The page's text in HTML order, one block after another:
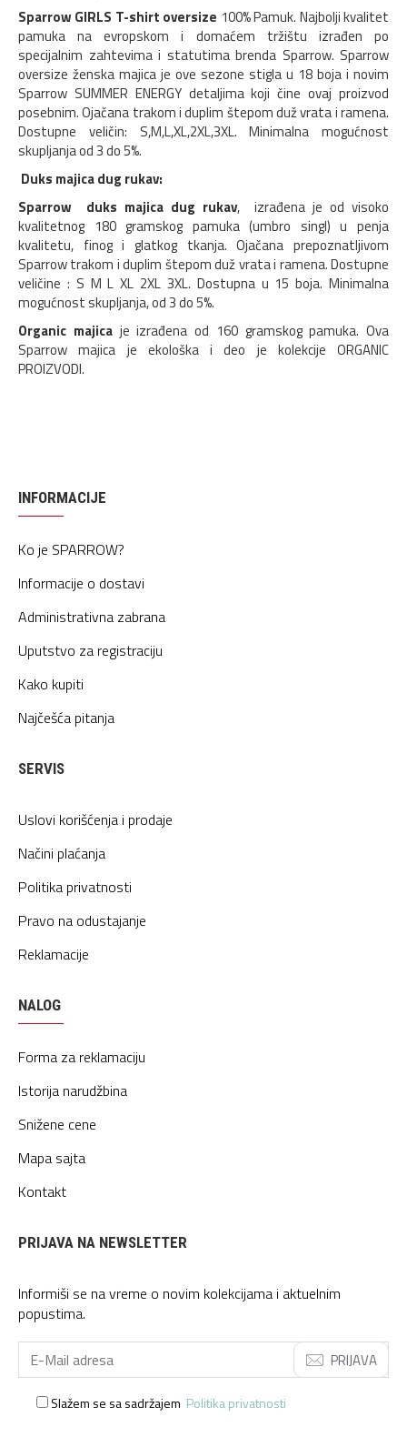
Sparrow GIRLS T-shirt oversize 100% Pamuk. Najbolji kvalitet
pamuka na evropskom i domaćem tržištu izrađen po
specijalnim zahtevima i statutima brenda Sparrow. Sparrow
oversize ženska majica je ove sezone stigla u 18 boja i novim
Sparrow SUMMER ENERGY detaljima koji čine ovaj proizvod
posebnim. Ojačana trakom i duplim štepom duž vrata i ramena.
Dostupne veličin: S,M,L,XL,2XL,3XL. Minimalna mogućnost
skupljanja od 3 do 5%.
Duks majica dug rukav:
Sparrow duks majica dug rukav, izrađena je od visoko
kvalitetnog 180 gramskog pamuka (umbro singl) u penja
kvalitetu, finog i glatkog tkanja. Ojačana prepoznatljivom
Sparrow trakom i duplim štepom duž vrata i ramena. Dostupne
veličine : S M L XL 2XL 3XL. Dostupna u 15 boja. Minimalna
mogućnost skupljanja, od 3 do 5%.
Organic majicaje izrađena od 160 gramskog pamuka. Ova
Sparrow majica je ekološka i deo je kolekcije ORGANIC
PROIZVODI.
INFORMACIJE
Ko je SPARROW?
Informacije o dostavi
Administrativna zabrana
Uputstvo za registraciju
Kako kupiti
Najčešća pitanja
SERVIS
Uslovi korišćenja i prodaje
Načini plaćanja
Politika privatnosti
Pravo na odustajanje
Reklamacije
NALOG
Forma za reklamaciju
Istorija narudžbina
Snižene cene
Mapa sajta
Kontakt
PRIJAVA NA NEWSLETTER
Informiši se na vreme o novim kolekcijama i aktuelnim
popustima.
PRIJAVA
Slažem se sa sadržajem Politika privatnosti